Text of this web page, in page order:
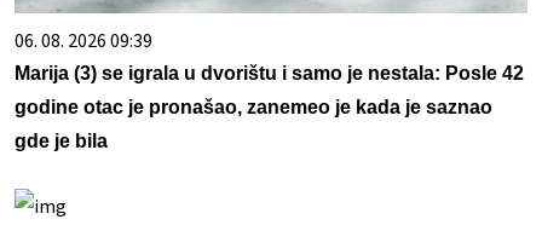
06. 08. 2026 09:39
Marija (3) se igrala u dvorištu i samo je nestala: Posle 42
godine otac je pronašao, zanemeo je kada je saznao
gde je bila